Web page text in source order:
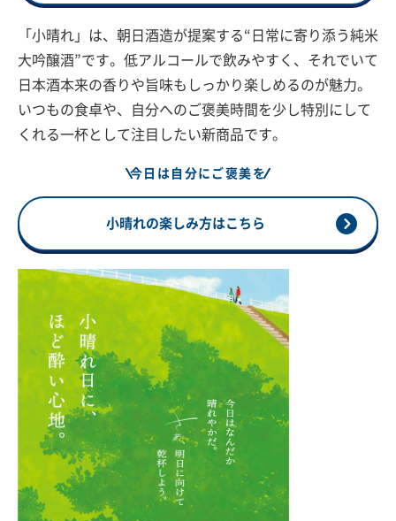
「小晴れ」は、朝日酒造が提案する“日常に寄り添う純米
大吟醸酒”です。低アルコールで飲みやすく、それでいて
日本酒本来の香りや旨味もしっかり楽しめるのが魅力。
いつもの食卓や、自分へのご褒美時間を少し特別にして
くれる一杯として注目したい新商品です。
今日は自分にご褒美を
小晴れの楽しみ方はこちら